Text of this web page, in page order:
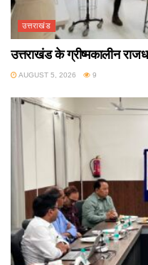
उत्तराखंड
उत्तराखंड के ग्रीष्मकालीन
AUGUST 5, 2026 9